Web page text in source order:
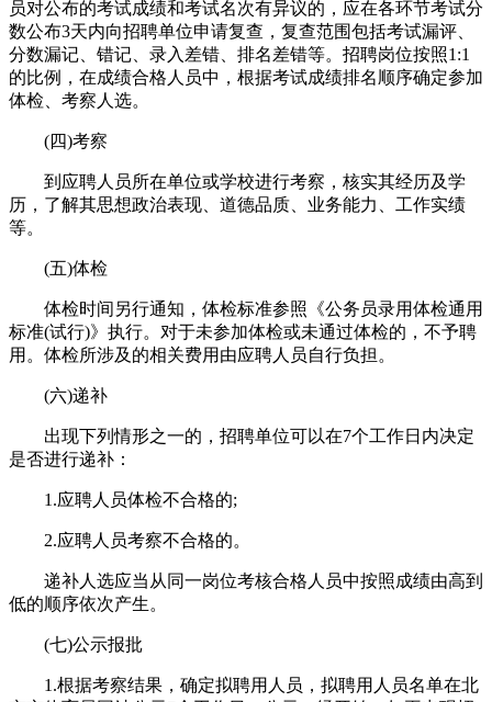
员对公布的考试成绩和考试名次有异议的，应在各环节考试分
数公布3天内向招聘单位申请复查，复查范围包括考试漏评、
分数漏记、错记、录入差错、排名差错等。招聘岗位按照1:1
的比例，在成绩合格人员中，根据考试成绩排名顺序确定参加
体检、考察人选。
(四)考察
到应聘人员所在单位或学校进行考察，核实其经历及学
历，了解其思想政治表现、道德品质、业务能力、工作实绩
等。
(五)体检
体检时间另行通知，体检标准参照《公务员录用体检通用
标准(试行)》执行。对于未参加体检或未通过体检的，不予聘
用。体检所涉及的相关费用由应聘人员自行负担。
(六)递补
出现下列情形之一的，招聘单位可以在7个工作日内决定
是否进行递补：
1.应聘人员体检不合格的;
2.应聘人员考察不合格的。
递补人选应当从同一岗位考核合格人员中按照成绩由高到
低的顺序依次产生。
(七)公示报批
1.根据考察结果，确定拟聘用人员，拟聘用人员名单在北